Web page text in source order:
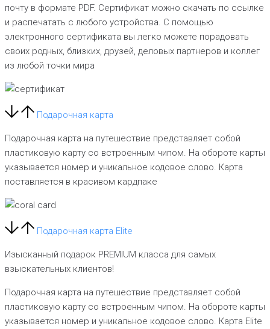
почту в формате PDF. Сертификат можно скачать по ссылке
и распечатать с любого устройства. С помощью
электронного сертификата вы легко можете порадовать
своих родных, близких, друзей, деловых партнеров и коллег
из любой точки мира
Подарочная карта
Подарочная карта на путешествие представляет собой
пластиковую карту со встроенным чипом. На обороте карты
указывается номер и уникальное кодовое слово. Карта
поставляется в красивом кардпаке
Подарочная карта Elite
Изысканный подарок PREMIUM класса для самых
взыскательных клиентов!
Подарочная карта на путешествие представляет собой
пластиковую карту со встроенным чипом. На обороте карты
указывается номер и уникальное кодовое слово. Карта Elite